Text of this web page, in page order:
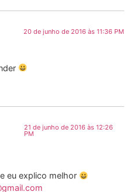
20 de junho de 2016 às 11:36 PM
21 de junho de 2016 às 12:26
PM
eu explico melhor